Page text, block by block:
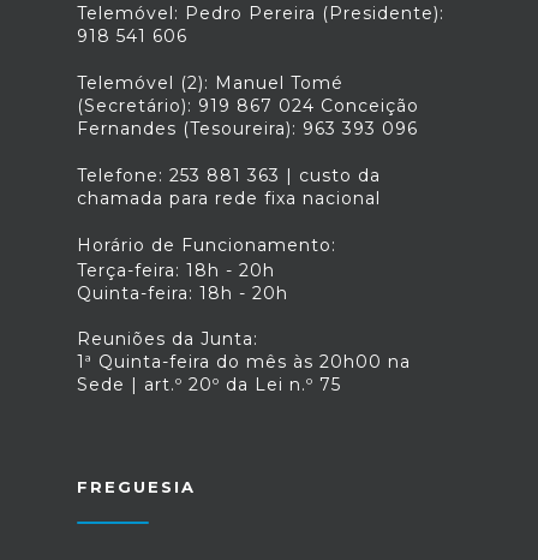
Telemóvel: Pedro Pereira (Presidente):
918 541 606
Telemóvel (2): Manuel Tomé
(Secretário): 919 867 024 Conceição
Fernandes (Tesoureira): 963 393 096
Telefone: 253 881 363 | custo da
chamada para rede fixa nacional
Horário de Funcionamento:
Terça-feira: 18h - 20h
Quinta-feira: 18h - 20h
Reuniões da Junta:
1ª Quinta-feira do mês às 20h00 na
Sede | art.º 20º da Lei n.º 75
FREGUESIA